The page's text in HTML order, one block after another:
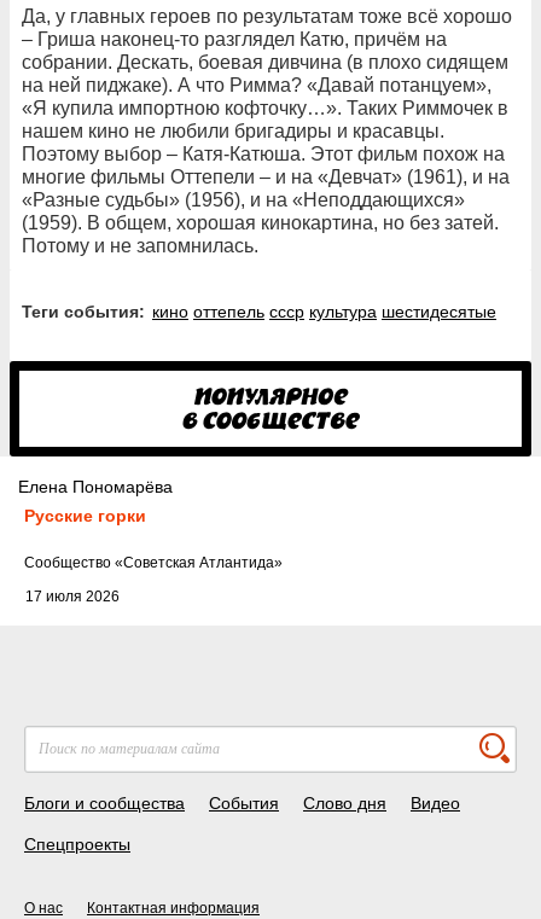
Да, у главных героев по результатам тоже всё хорошо
– Гриша наконец-то разглядел Катю, причём на
собрании. Дескать, боевая дивчина (в плохо сидящем
на ней пиджаке). А что Римма? «Давай потанцуем»,
«Я купила импортною кофточку…». Таких Риммочек в
нашем кино не любили бригадиры и красавцы.
Поэтому выбор – Катя-Катюша. Этот фильм похож на
многие фильмы Оттепели – и на «Девчат» (1961), и на
«Разные судьбы» (1956), и на «Неподдающихся»
(1959). В общем, хорошая кинокартина, но без затей.
Потому и не запомнилась.
Теги события: кино оттепель ссср культура шестидесятые
Елена Пономарёва
Русские горки
17 июля 2026
Cообщество «Советская Атлантида»
Блоги и сообщества События Слово дня Видео
Спецпроекты
О нас Контактная информация